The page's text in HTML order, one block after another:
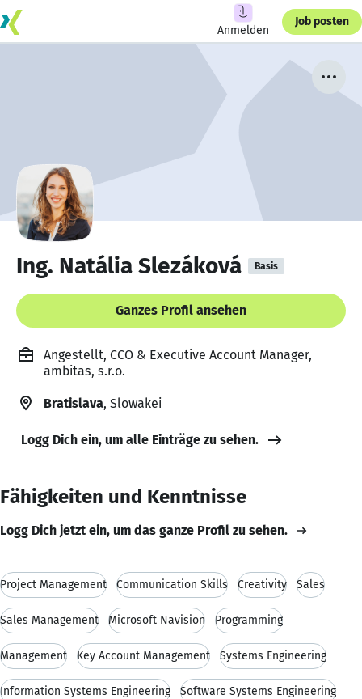
Anmelden
Job posten
Ing. Natália Slezáková Basis
Ganzes Profil ansehen
Angestellt, CCO & Executive Account Manager,
ambitas, s.r.o.
Bratislava, Slowakei
Logg Dich ein, um alle Einträge zu sehen.
Fähigkeiten und Kenntnisse
Logg Dich jetzt ein, um das ganze Profil zu sehen.
Project Management Communication Skills Creativity Sales
Sales Management Microsoft Navision Programming
Management Key Account Management Systems Engineering
Information Systems Engineering Software Systems Engineering